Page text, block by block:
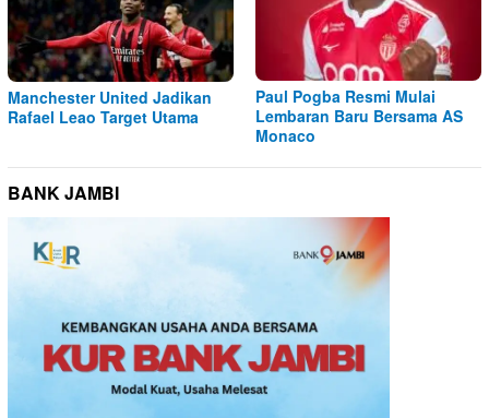
Manchester United Jadikan
Rafael Leao Target Utama
Paul Pogba Resmi Mulai
Lembaran Baru Bersama AS
Monaco
BANK JAMBI